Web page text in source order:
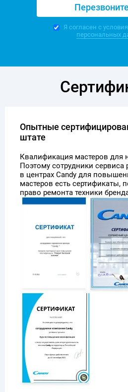
Я согласен с
персональных
Опытные
штате
Квалификация мастеров для
Поэтому сотрудники сервиса
в центрах Candy для
мастеров есть сертификаты,
право ремонта техники